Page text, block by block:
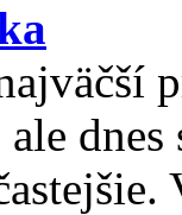
dnes